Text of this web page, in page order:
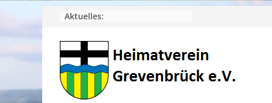
springen
Aktuelles: